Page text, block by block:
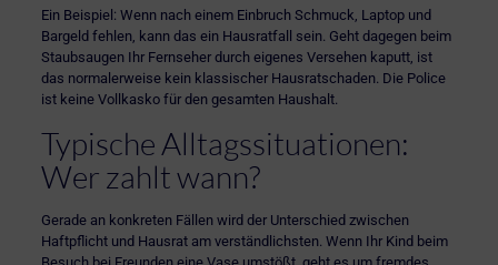
Ein Beispiel: Wenn nach einem Einbruch Schmuck, Laptop und
Bargeld fehlen, kann das ein Hausratfall sein. Geht dagegen beim
Staubsaugen Ihr Fernseher durch eigenes Versehen kaputt, ist
das normalerweise kein klassischer Hausratschaden. Die Police
ist keine Vollkasko für den gesamten Haushalt.
Typische Alltagssituationen:
Wer zahlt wann?
Gerade an konkreten Fällen wird der Unterschied zwischen
Haftpflicht und Hausrat am verständlichsten. Wenn Ihr Kind beim